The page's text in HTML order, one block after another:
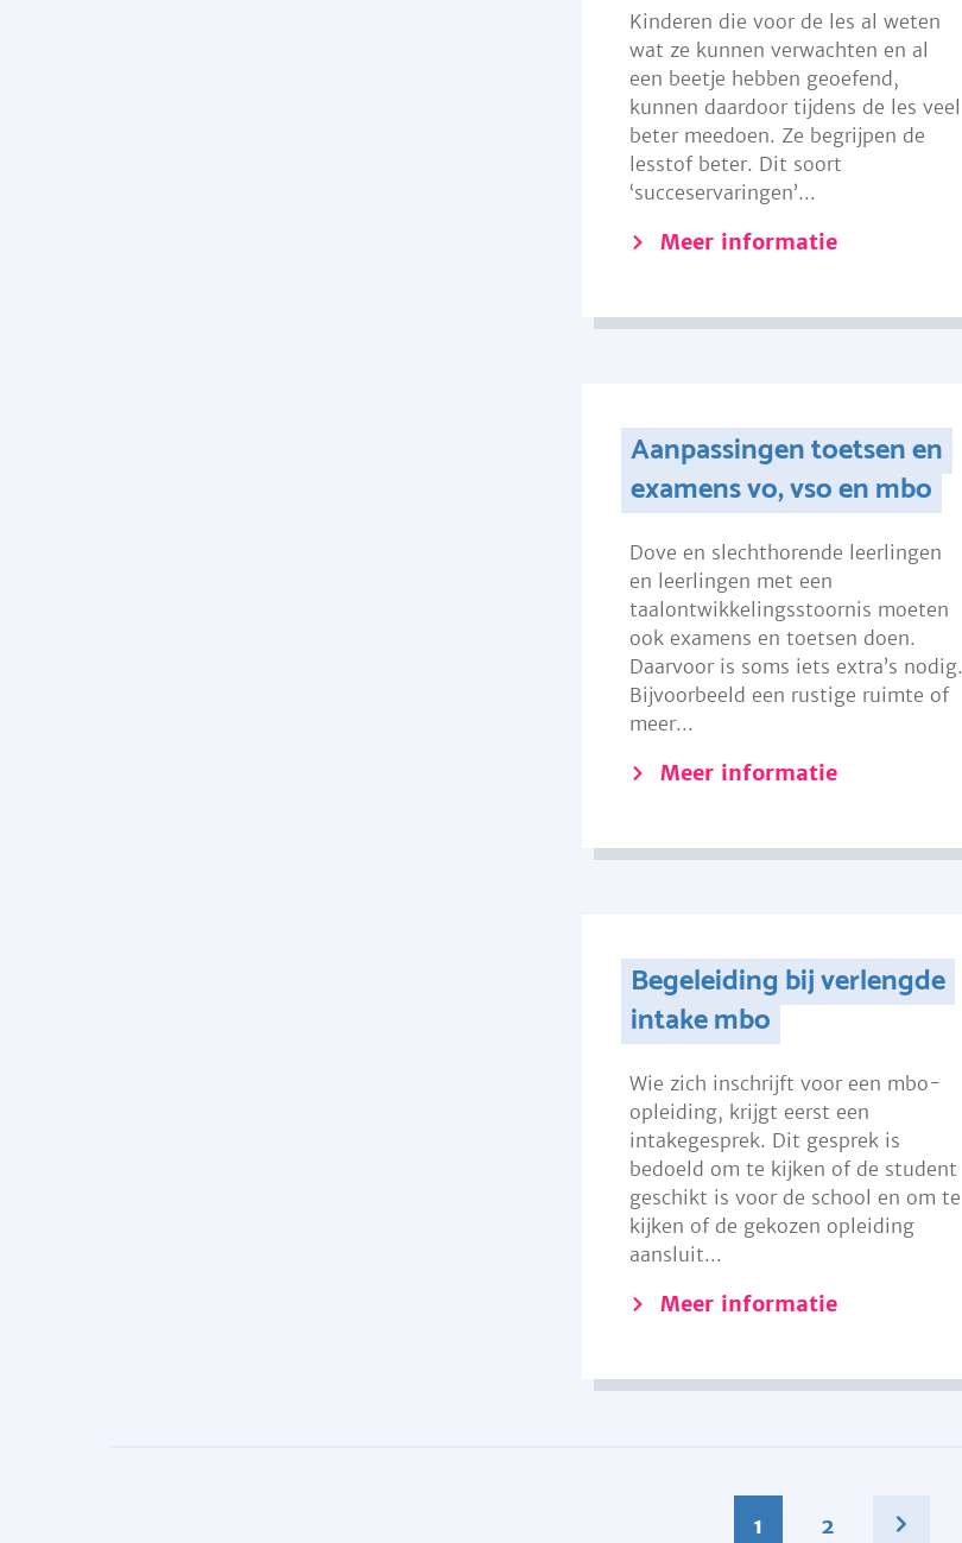
Kinderen die voor de les al weten
wat ze kunnen verwachten en al
een beetje hebben geoefend,
kunnen daardoor tijdens de les veel
beter meedoen. Ze begrijpen de
lesstof beter. Dit soort
‘succeservaringen’...
Meer informatie
Aanpassingen toetsen en
examens vo, vso en mbo
Dove en slechthorende leerlingen
en leerlingen met een
taalontwikkelingsstoornis moeten
ook examens en toetsen doen.
Daarvoor is soms iets extra’s nodig.
Bijvoorbeeld een rustige ruimte of
meer...
Meer informatie
Begeleiding bij verlengde
intake mbo
Wie zich inschrijft voor een mbo-
opleiding, krijgt eerst een
intakegesprek. Dit gesprek is
bedoeld om te kijken of de student
geschikt is voor de school en om te
kijken of de gekozen opleiding
aansluit...
Meer informatie
1 2